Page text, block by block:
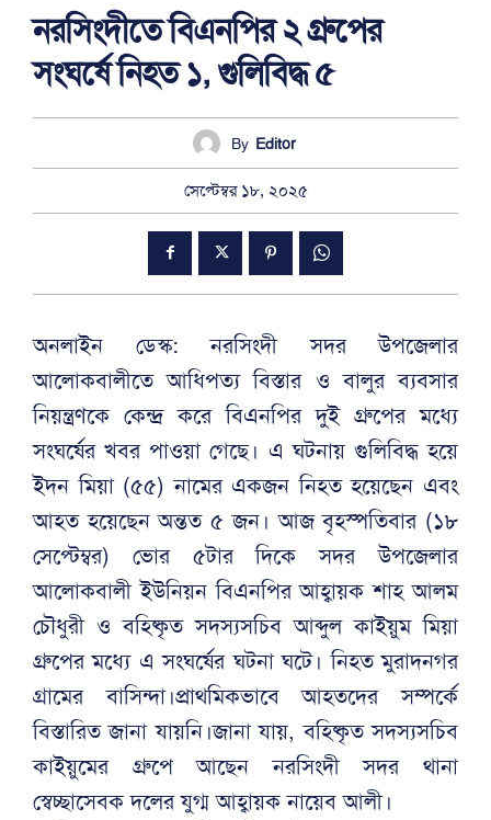
নরসিংদীতে বিএনপির ২ গ্রুপের
সংঘর্ষে নিহত ১, গুলিবিদ্ধ ৫
By Editor
সেপ্টেম্বর ১৮, ২০২৫
অনলাইন ডেস্ক: নরসিংদী সদর উপজেলার
আলোকবালীতে আধিপত্য বিস্তার ও বালুর ব্যবসার
নিয়ন্ত্রণকে কেন্দ্র করে বিএনপির দুই গ্রুপের মধ্যে
সংঘর্ষের খবর পাওয়া গেছে। এ ঘটনায় গুলিবিদ্ধ হয়ে
ইদন মিয়া (৫৫) নামের একজন নিহত হয়েছেন এবং
আহত হয়েছেন অন্তত ৫ জন। আজ বৃহস্পতিবার (১৮
সেপ্টেম্বর) ভোর ৫টার দিকে সদর উপজেলার
আলোকবালী ইউনিয়ন বিএনপির আহ্বায়ক শাহ আলম
চৌধুরী ও বহিষ্কৃত সদস্যসচিব আব্দুল কাইয়ুম মিয়া
গ্রুপের মধ্যে এ সংঘর্ষের ঘটনা ঘটে। নিহত মুরাদনগর
গ্রামের বাসিন্দা।প্রাথমিকভাবে আহতদের সম্পর্কে
বিস্তারিত জানা যায়নি।জানা যায়, বহিষ্কৃত সদস্যসচিব
কাইয়ুমের গ্রুপে আছেন নরসিংদী সদর থানা
স্বেচ্ছাসেবক দলের যুগ্ম আহ্বায়ক নায়েব আলী।